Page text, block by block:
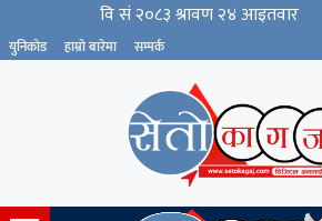
युनिकोड हाम्रो बारेमा सम्पर्क